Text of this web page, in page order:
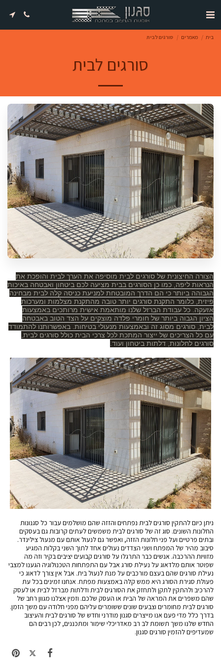
בית מאמרים סורגים לבית
סורגים לבית
הצורה החיצונית של סורגים לבית מוסיפה את הערך לבית והופכת את
הנראות ליפה, כמו כן הסורגים בבית מציעה לכם ביטחון ואבטחה באיכות
הגבוהה ביותר כי הם הדרך המובטחת למניעת כניסה קלה לבית מבחינה
פיזית, כלומר התקנת סורגים יותר טובה מהתקנת מצלמות ומערכות
אזעקה. כל עבודת הברזל שלנו מותאמת אישית מרותכים באמצעות
הציון הגבוה ביותר של חומרי פלדה מוצקים על הצד הטוב באבטחה
לבית, סורגים מסוג זה ובאמצעות מנעולי בטיחות. באפשרותנו להתמודד
עם כל הצריכים של ייצור המתכת לכל צרכי הבית כולל סורגים לבית,
סורגים לחלונות, דלתות ביטחון ועוד.
ניתן כיום להתקין סורגים לבית נפתחים והזזה שהם מושלמים עבור כל סגנונות
החלונות השונים. סוג זה של סורגים לבית משמשים לעתים קרובות גם בעסקים
ובתים פרטיים ועל פני חלונות הזזה, ואפשר גם לנעול אותם עם מנעול צילינדר.
סיבוב מהיר של המפתח ושני הצדדים נעולים אחד לתוך השני בקלות המגיע
מזוויות ההרכבה. אנשים כבר התרגלו על סורגים קבועים יציבים בקיר וזה מה
שפוטר אותם מלדאוג על נעילת סורג אבל עם התפתחות הטכנולוגיה הגענו למצבי
נעילת סורגים שהם בעצם מורכבים על מנת לנעול בית. אבל אין צורך לדאוג כי
פעולת סגירת הסורג היא ממש קלה באמצעות מפתח. אנחנו זמינים בכל עת
להרכיב ולהתקין לתקן ולתחזק את הסורגים לבית ודלתות מברזל לבית או לעסק
שהם משפרים את המראה של הבית או העסק שלכם. וזמין אצלנו מגוון רחב של
סורגים לבית מחומרים וצבעים שונים ששומרים עליהם מפני חלודה עם משך הזמן.
בדרך כלל מדי פעם אנו מייצרים סגנון מודרני וחדש של סורגים לבית והעיצוב
החדש שלנו משך תשומת לב רב מאדריכלי שימור ומתכננים, לכן רבים הם
שמעדיפים להזמין סורגים סגנון.